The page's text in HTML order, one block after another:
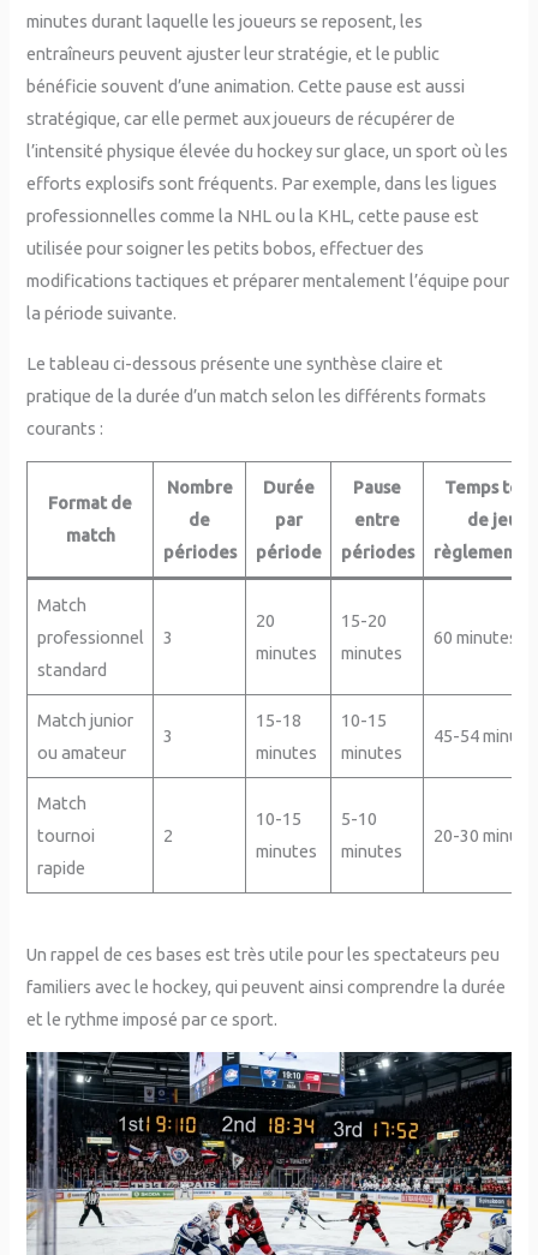
minutes durant laquelle les joueurs se reposent, les
entraîneurs peuvent ajuster leur stratégie, et le public
bénéficie souvent d’une animation. Cette pause est aussi
stratégique, car elle permet aux joueurs de récupérer de
l’intensité physique élevée du hockey sur glace, un sport où les
efforts explosifs sont fréquents. Par exemple, dans les ligues
professionnelles comme la NHL ou la KHL, cette pause est
utilisée pour soigner les petits bobos, effectuer des
modifications tactiques et préparer mentalement l’équipe pour
la période suivante.
Le tableau ci-dessous présente une synthèse claire et
pratique de la durée d’un match selon les différents formats
courants :
Format de
match
Nombre
de
périodes
Durée
par
période
Pause
entre
périodes
Temps
de jeu
Match
professionnel
standard
3
20
minutes
15-20
minutes
60 minutes
Match junior
ou amateur
3
15-18
minutes
10-15
minutes
45-54
Match
tournoi
rapide
2
10-15
minutes
5-10
minutes
20-30
Un rappel de ces bases est très utile pour les spectateurs peu
familiers avec le hockey, qui peuvent ainsi comprendre la durée
et le rythme imposé par ce sport.